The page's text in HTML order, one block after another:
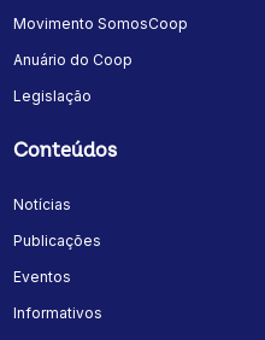
Movimento SomosCoop
Anuário do Coop
Legislação
Conteúdos
Notícias
Publicações
Eventos
Informativos